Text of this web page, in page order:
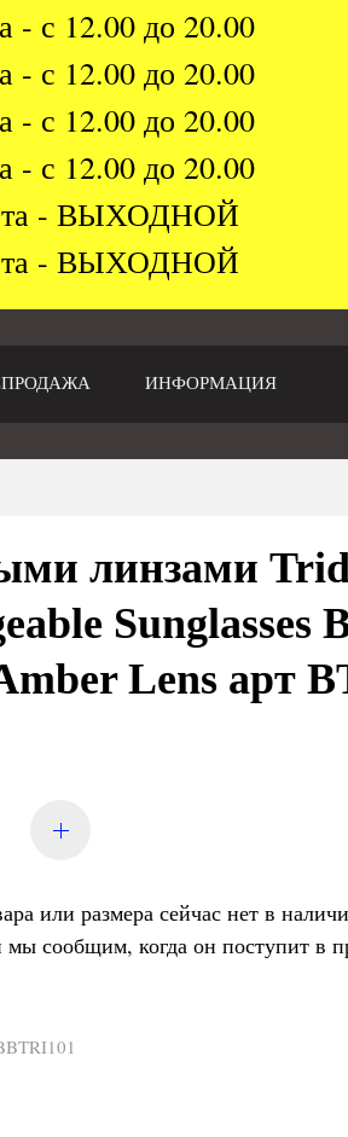
- с 12.00 до 20.00
- с 12.00 до 20.00
- с 12.00 до 20.00
- с 12.00 до 20.00
- ВЫХОДНОЙ
- ВЫХОДНОЙ
ИНФОРМАЦИЯ
линзами
Sunglasses
Lens арт
или размера сейчас нет в
сообщим, когда он поступит в